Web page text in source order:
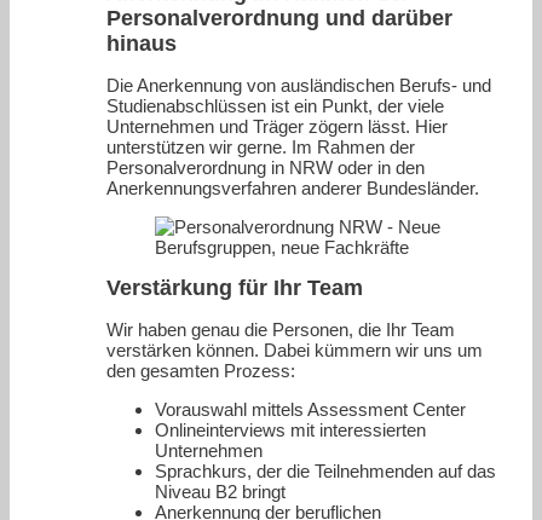
Personalverordnung und darüber
hinaus
Die Anerkennung von ausländischen Berufs- und
Studienabschlüssen ist ein Punkt, der viele
Unternehmen und Träger zögern lässt. Hier
unterstützen wir gerne. Im Rahmen der
Personalverordnung in NRW oder in den
Anerkennungsverfahren anderer Bundesländer.
Verstärkung für Ihr Team
Wir haben genau die Personen, die Ihr Team
verstärken können. Dabei kümmern wir uns um
den gesamten Prozess:
Vorauswahl mittels Assessment Center
Onlineinterviews mit interessierten
Unternehmen
Sprachkurs, der die Teilnehmenden auf das
Niveau B2 bringt
Anerkennung der beruflichen